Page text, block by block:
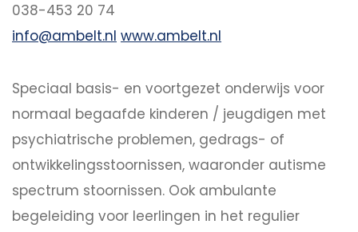
038-453 20 74
info@ambelt.nl www.ambelt.nl
Speciaal basis- en voortgezet onderwijs voor
normaal begaafde kinderen / jeugdigen met
psychiatrische problemen, gedrags- of
ontwikkelingsstoornissen, waaronder autisme
spectrum stoornissen. Ook ambulante
begeleiding voor leerlingen in het regulier